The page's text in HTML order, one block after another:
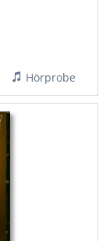
Hörprobe